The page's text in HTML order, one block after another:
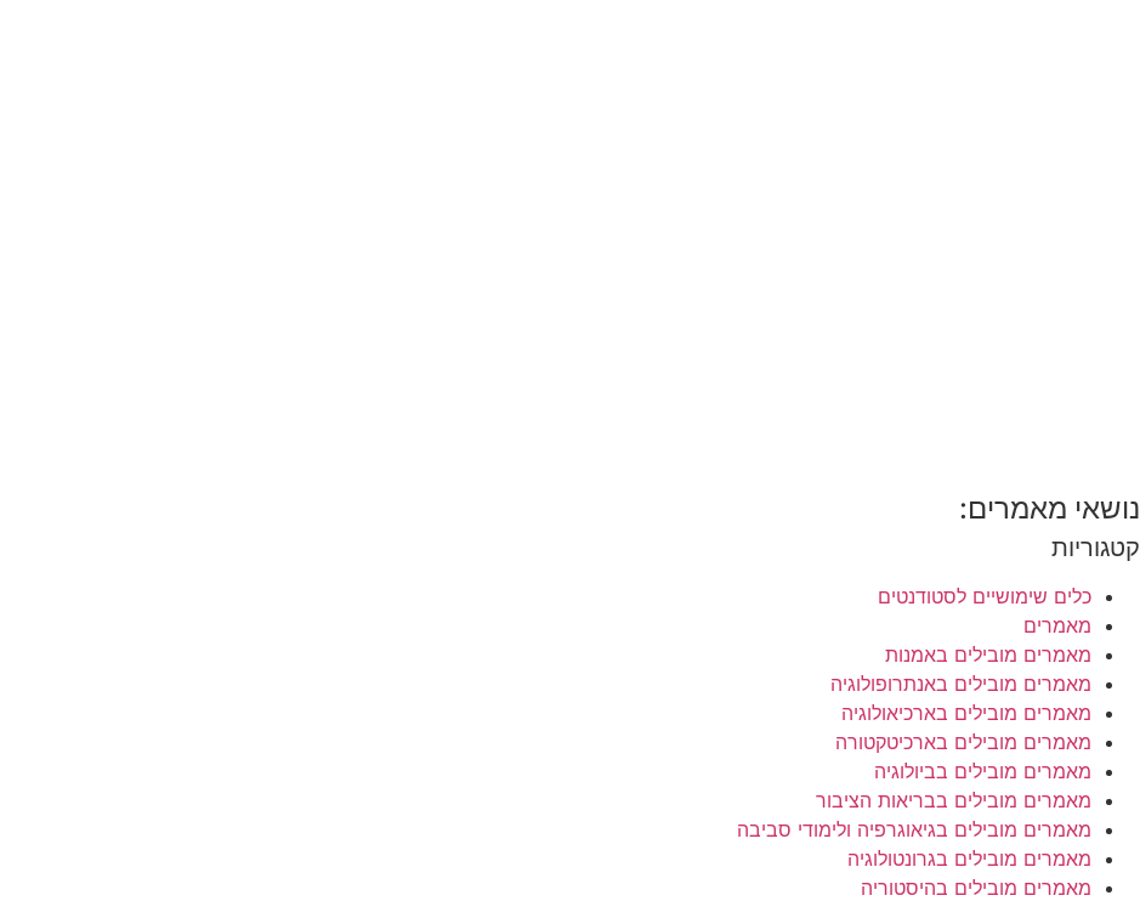
נושאי מאמרים:
קטגוריות
כלים שימושיים לסטודנטים
מאמרים
מאמרים מובילים באמנות
מאמרים מובילים באנתרופולוגיה
מאמרים מובילים בארכיאולוגיה
מאמרים מובילים בארכיטקטורה
מאמרים מובילים בביולוגיה
מאמרים מובילים בבריאות הציבור
מאמרים מובילים בגיאוגרפיה ולימודי סביבה
מאמרים מובילים בגרונטולוגיה
מאמרים מובילים בהיסטוריה